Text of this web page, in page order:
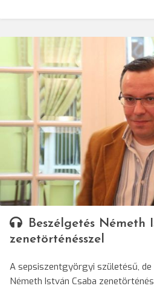
Beszélgetés Németh
zenetörténésszel
A sepsiszentgyörgyi születésű,
Németh István Csaba